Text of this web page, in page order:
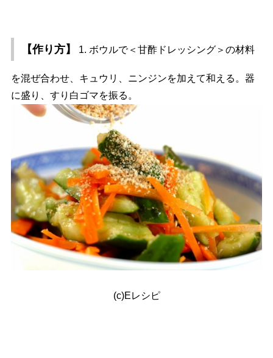
【作り方】 1. ボウルで＜甘酢ドレッシング＞の材料
を混ぜ合わせ、キュウリ、ニンジンを加えて和える。器
に盛り、すり白ゴマを振る。
(c)Eレシピ